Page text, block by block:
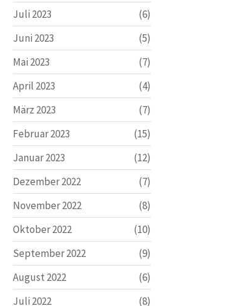
Juli 2023
(6)
Juni 2023
(5)
Mai 2023
(7)
April 2023
(4)
März 2023
(7)
Februar 2023
(15)
Januar 2023
(12)
Dezember 2022
(7)
November 2022
(8)
Oktober 2022
(10)
September 2022
(9)
August 2022
(6)
Juli 2022
(8)